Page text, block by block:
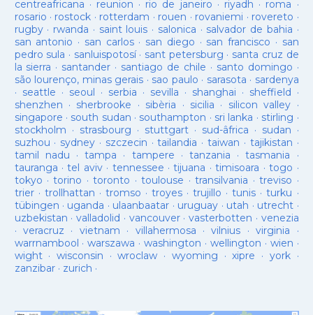
centreafricana · reunion · rio de janeiro · riyadh · roma ·
rosario · rostock · rotterdam · rouen · rovaniemi · rovereto ·
rugby· rwanda · saint louis · salonica · salvador de bahia ·
san antonio · san carlos· san diego · san francisco · san
pedro sula · sanluispotosí· sant petersburg · santa cruz de
la sierra · santander · santiago de chile · santo domingo ·
são lourenço, minas gerais · sao paulo · sarasota · sardenya
· seattle · seoul · serbia · sevilla · shanghai · sheffield ·
shenzhen · sherbrooke · sibèria · sicilia · silicon valley ·
singapore · south sudan · southampton · sri lanka · stirling ·
stockholm · strasbourg · stuttgart· sud-âfrica · sudan ·
suzhou · sydney · szczecin ·tailandia ·taiwan · tajikistan ·
tamil nadu ·tampa · tampere · tanzania ·tasmania ·
tauranga ·tel aviv· tennessee ·tijuana ·timisoara ·togo ·
tokyo ·torino ·toronto ·toulouse ·transilvania ·treviso ·
trier· trollhattan · tromso · troyes·trujillo ·tunis ·turku ·
tübingen · uganda · ulaanbaatar · uruguay · utah · utrecht ·
uzbekistan · valladolid · vancouver· vasterbotten · venezia
· veracruz · vietnam · villahermosa ·vilnius ·virginia ·
warrnambool ·warszawa ·washington · wellington · wien ·
wight· wisconsin ·wroclaw · wyoming ·xipre · york·
zanzibar· zurich ·